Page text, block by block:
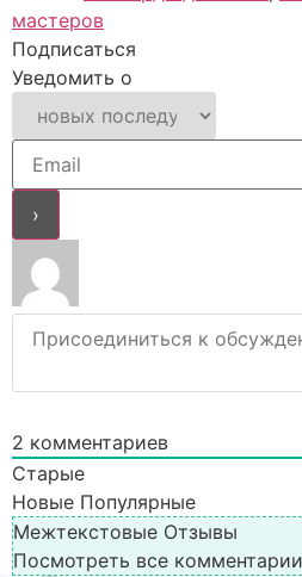
мастеров
Подписаться
Уведомить о
2 комментариев
Старые
Новые Популярные
Межтекстовые Отзывы
Посмотреть все комментарии